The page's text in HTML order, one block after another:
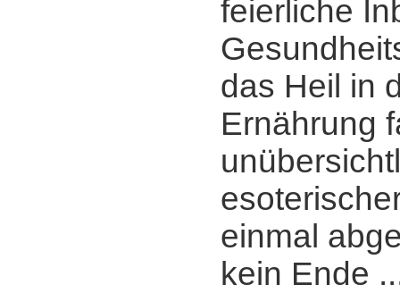
feierliche
das Heil in
Ernährung
einmal
kein Ende